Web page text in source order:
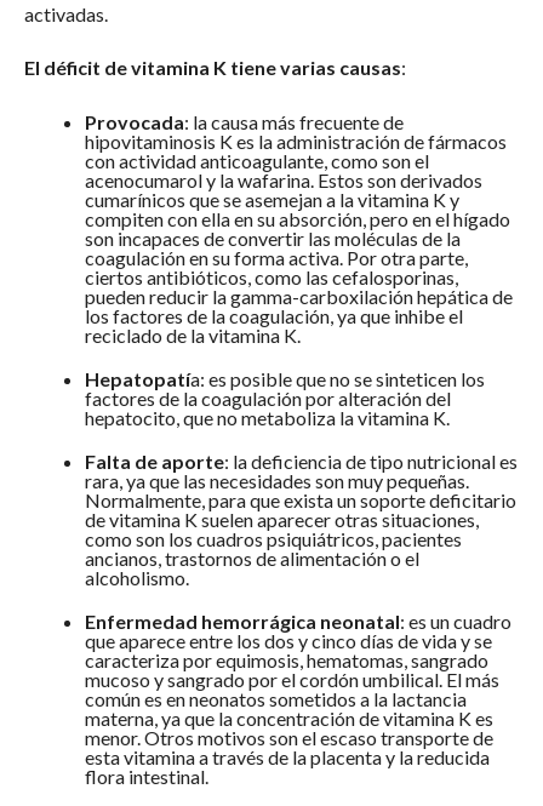
activadas.
El déficit de vitamina K tiene varias causas:
Provocada: la causa más frecuente de
hipovitaminosis K es la administración de fármacos
con actividad anticoagulante, como son el
acenocumarol y la wafarina. Estos son derivados
cumarínicos que se asemejan a la vitamina K y
compiten con ella en su absorción, pero en el hígado
son incapaces de convertir las moléculas de la
coagulación en su forma activa. Por otra parte,
ciertos antibióticos, como las cefalosporinas,
pueden reducir la gamma-carboxilación hepática de
los factores de la coagulación, ya que inhibe el
reciclado de la vitamina K.
Hepatopatía: es posible que no se sinteticen los
factores de la coagulación por alteración del
hepatocito, que no metaboliza la vitamina K.
Falta de aporte: la deficiencia de tipo nutricional es
rara, ya que las necesidades son muy pequeñas.
Normalmente, para que exista un soporte deficitario
de vitamina K suelen aparecer otras situaciones,
como son los cuadros psiquiátricos, pacientes
ancianos, trastornos de alimentación o el
alcoholismo.
Enfermedad hemorrágica neonatal: es un cuadro
que aparece entre los dos y cinco días de vida y se
caracteriza por equimosis, hematomas, sangrado
mucoso y sangrado por el cordón umbilical. El más
común es en neonatos sometidos a la lactancia
materna, ya que la concentración de vitamina K es
menor. Otros motivos son el escaso transporte de
esta vitamina a través de la placenta y la reducida
flora intestinal.